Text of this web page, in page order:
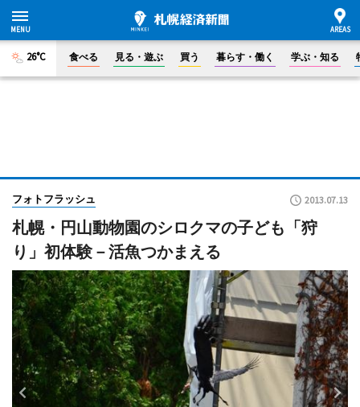
26°C 食べる 見る・遊ぶ 買う 暮らす・働く 学ぶ・知る
フォトフラッシュ 2013.07.13
札幌・円山動物園のシロクマの子ども「狩
り」初体験－活魚つかまえる